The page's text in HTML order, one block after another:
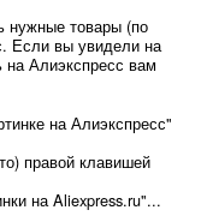
нужные товары (по
Если вы увидели на
на Алиэкспресс вам
на Алиэкспресс"
правой клавишей
на Aliexpress.ru"...